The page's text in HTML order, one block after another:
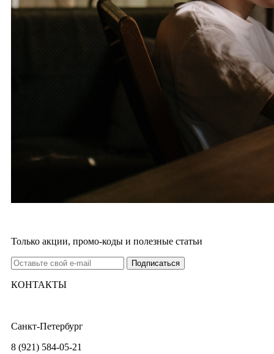
Только акции, промо-коды и полезные статьи
КОНТАКТЫ
Санкт-Петербург
8 (921) 584-05-21